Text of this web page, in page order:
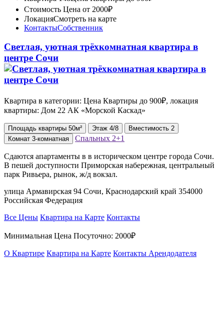
Стоимость Цена от 2000₽
ЛокацияСмотреть на карте
КонтактыСобственник
Светлая, уютная трёхкомнатная квартира в
центре Сочи
Квартира в категории: Цена Квартиры до 900₽, локация
квартиры: Дом 22 АК «Морской Каскад»
Площадь квартиры 50м² Этаж 4/8 Вместимость 2
Комнат 3-комнатная Спальных 2+1
Сдаются апартаменты в в историческом центре города Сочи.
В пешей доступности Приморская набережная, центральный
парк Ривьера, рынок, ж/д вокзал.
улица Армавирская 94 Сочи, Краснодарский край 354000
Российская Федерация
Все Цены Квартира на Карте Контакты
Минимальная Цена Посуточно: 2000₽
О Квартире Квартира на Карте Контакты Арендодателя